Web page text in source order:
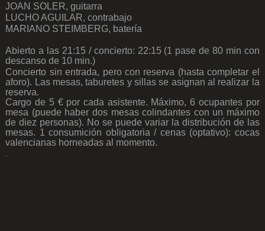
JOAN SOLER, guitarra
LUCHO AGUILAR, contrabajo
MARIANO STEIMBERG, batería
Abierto a las 21:15 / concierto: 22:15 (1 pase de 80 min con
descanso de 10 min.)
Concierto sin entrada, pero con reserva (hasta completar el
aforo). Las mesas, taburetes y sillas se asignan al realizar la
reserva.
Cargo de 5 € por cada asistente. Máximo, 6 ocupantes por
mesa (puede haber dos mesas colindantes con un máximo
de diez personas). No se puede variar la distribución de las
mesas. 1 consumición obligatoria / cenas (optativo): cocas
valencianas horneadas al momento.
.